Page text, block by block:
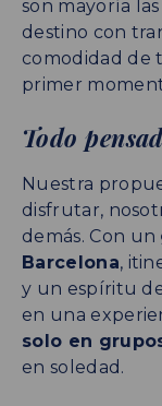
son mayoría las
destino con
comodidad de
primer
Todo
Nuestra
disfrutar,
demás. Con un
Barcelona,
y un espíritu
en una
solo en
en soledad.